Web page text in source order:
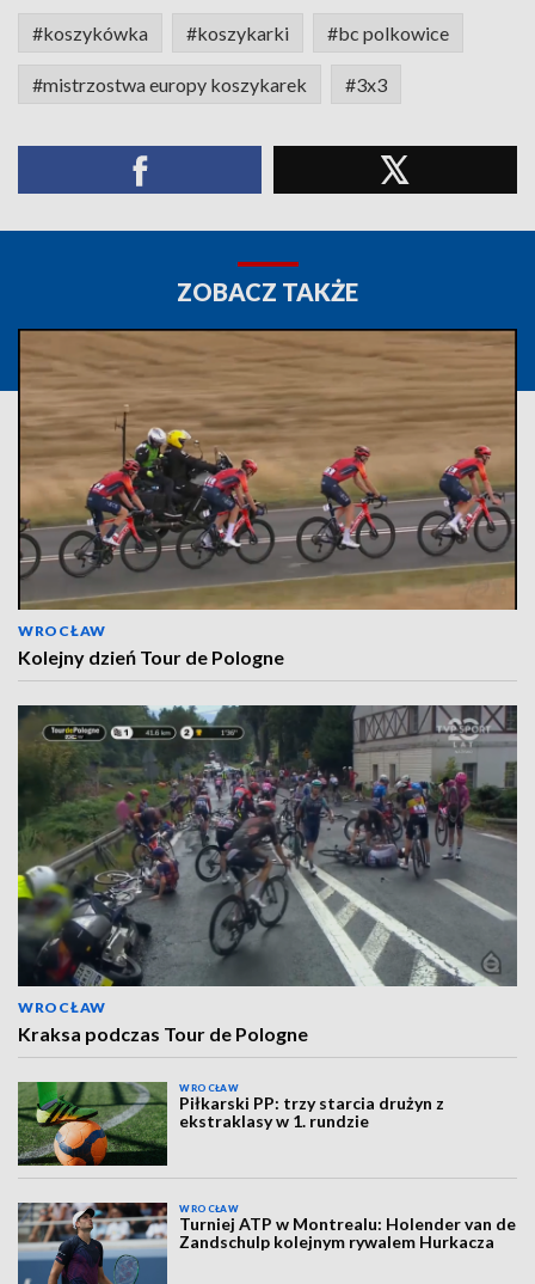
#koszykówka #koszykarki #bc polkowice
#mistrzostwa europy koszykarek #3x3
ZOBACZ TAKŻE
WROCŁAW
Kolejny dzień Tour de Pologne
WROCŁAW
Kraksa podczas Tour de Pologne
WROCŁAW
Piłkarski PP: trzy starcia drużyn z
ekstraklasy w 1. rundzie
WROCŁAW
Turniej ATP w Montrealu: Holender van de
Zandschulp kolejnym rywalem Hurkacza